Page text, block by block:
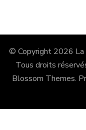
© Copyright 2026
Tous droits
Blossom Themes.